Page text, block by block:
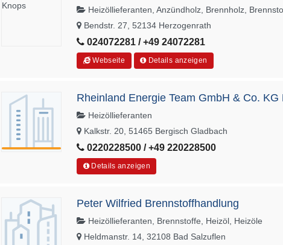
Heizöllieferanten, Anzündholz, Brennholz,
Bendstr. 27, 52134 Herzogenrath
024072281 / +49 24072281
Webseite Details anzeigen
Rheinland Energie Team GmbH & Co.
Heizöllieferanten
Kalkstr. 20, 51465 Bergisch Gladbach
0220228500 / +49 220228500
Details anzeigen
Peter Wilfried Brennstoffhandlung
Heizöllieferanten, Brennstoffe, Heizöl, Heizöle
Heldmanstr. 14, 32108 Bad Salzuflen